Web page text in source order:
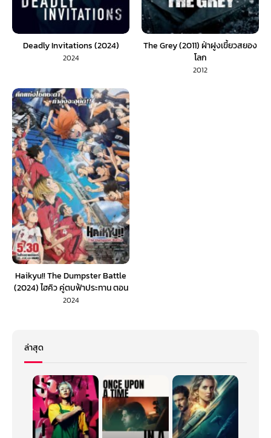
Deadly Invitations (2024)
2024
The Grey (2011) ฝ่าฝูงเขี้ยวสยอง
โลก
2012
Haikyu!! The Dumpster Battle
(2024) ไฮคิว คู่ตบฟ้าประทาน ตอน
ศึกที่กองขยะ
2024
ล่าสุด